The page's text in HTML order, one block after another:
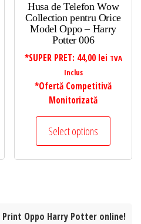
Husa de Telefon Wow
Collection pentru Orice
Model Oppo – Harry
Potter 006
*SUPER PRET: 44,00 lei TVA
Inclus
*Ofertă Competitivă
Monitorizată
Select options
Oppo Harry Potter online!